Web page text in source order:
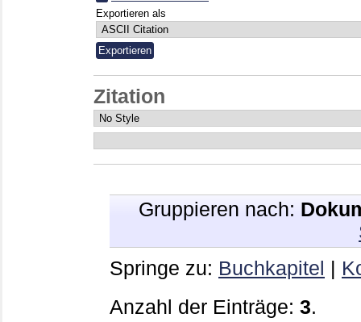
Exportieren als
Zitation
Gruppieren nach:
Springe zu: Buchkapitel
Anzahl der Einträge: 3.